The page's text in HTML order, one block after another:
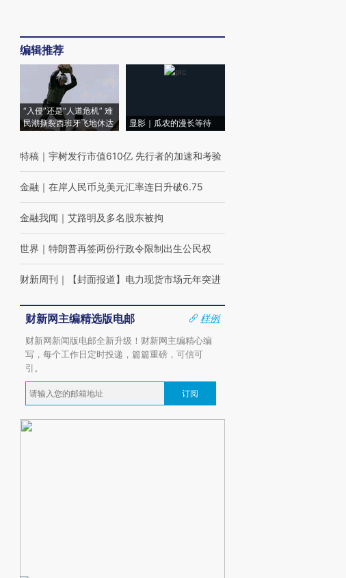
编辑推荐
“入侵”还是“人道危机” 难
民潮撕裂西班牙飞地休达
显影｜瓜农的漫长等待
特稿 ｜ 宇树发行市值610亿 先行者的加速和考验
金融 ｜ 在岸人民币兑美元汇率连日升破6.75
金融我闻 ｜ 艾路明及多名股东被拘
世界 ｜ 特朗普再签两份行政令限制出生公民权
财新周刊 ｜ 【封面报道】电力现货市场元年突进
财新网主编精选版电邮
样例
财新网新闻版电邮全新升级！财新网主编精心编
写，每个工作日定时投递，篇篇重磅，可信可
引。
订阅